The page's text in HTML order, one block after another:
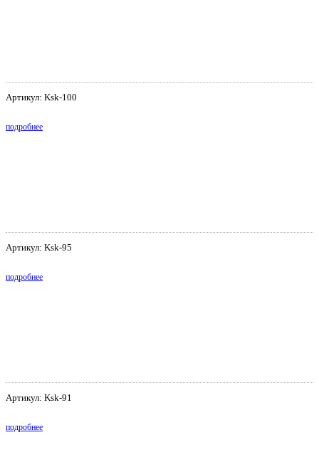
Артикул: Ksk-100
подробнее
Артикул: Ksk-95
подробнее
Артикул: Ksk-91
подробнее